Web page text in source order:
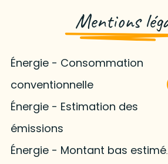
Mentions
Énergie - Consommation
conventionnelle
Énergie - Estimation des
émissions
Énergie - Montant bas estimé